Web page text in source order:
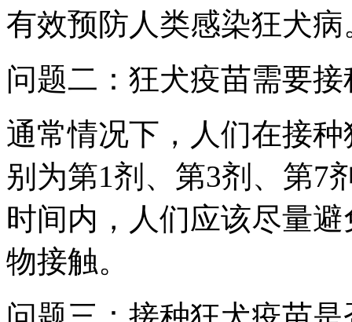
有效预防人类感染狂犬病
问题二：狂犬疫苗需要
通常情况下，人们在接
别为第1剂、第3剂、第7
时间内，人们应该尽量
物接触。